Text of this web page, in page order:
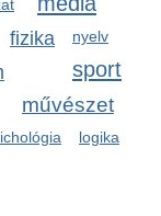
fizika nyelv
sport
művészet
logika